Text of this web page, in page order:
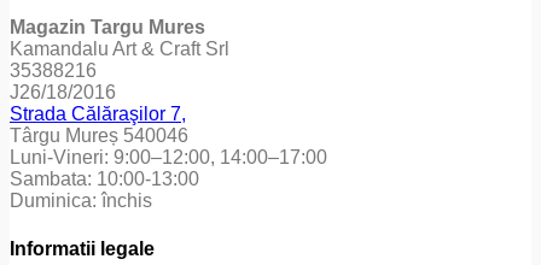
Magazin Targu Mures
Kamandalu Art & Craft Srl
35388216
J26/18/2016
Strada Călăraşilor 7,
Târgu Mureș 540046
Luni-Vineri: 9:00–12:00, 14:00–17:00
Sambata: 10:00-13:00
Duminica: închis
Informatii legale